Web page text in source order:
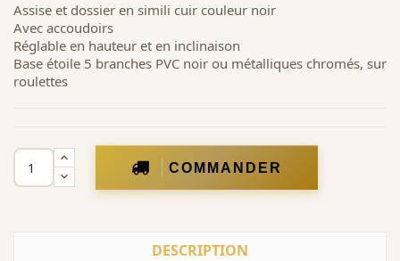
Assise et dossier en simili cuir couleur noir
Avec accoudoirs
Réglable en hauteur et en inclinaison
Base étoile 5 branches PVC noir ou métalliques chromés, sur
roulettes
COMMANDER
DESCRIPTION